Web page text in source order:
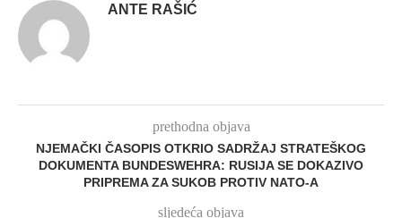
ANTE RAŠIĆ
prethodna objava
NJEMAČKI ČASOPIS OTKRIO SADRŽAJ STRATEŠKOG
DOKUMENTA BUNDESWEHRA: RUSIJA SE DOKAZIVO
PRIPREMA ZA SUKOB PROTIV NATO-A
sljedeća objava